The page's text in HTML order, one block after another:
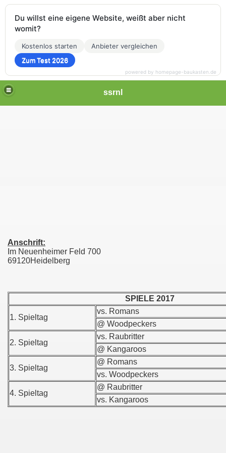
ssrnl
Anschrift:
Im Neuenheimer Feld 700
69120Heidelberg
SPIELE 2017
1. Spieltag
vs. Romans
@ Woodpeckers
2. Spieltag
vs. Raubritter
@ Kangaroos
3. Spieltag
@ Romans
vs. Woodpeckers
4. Spieltag
@ Raubritter
vs. Kangaroos
Du willst eine eigene Website, weißt aber nicht
womit?
Kostenlos starten
Anbieter vergleichen
Zum Test 2026
powered by homepage-baukasten.de